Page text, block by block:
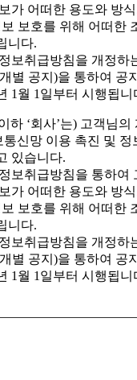
가 어떠한 용도와 방
보호를 위해 어떠한
니다.
보취급방침을 개정하
별 공지)을 통하여 공
1월 1일부터 시행됩니
하 ‘회사’는) 고객님의
통신망 이용 촉진 및 정
있습니다.
보취급방침을 통하여
가 어떠한 용도와 방
보호를 위해 어떠한
니다.
보취급방침을 개정하
별 공지)을 통하여 공
1월 1일부터 시행됩니